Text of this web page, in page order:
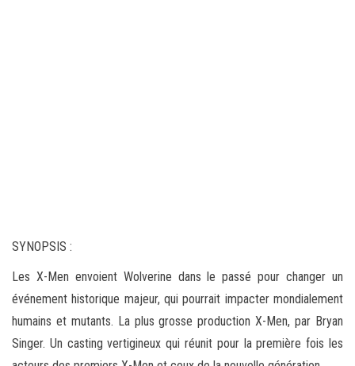
SYNOPSIS :
Les X-Men envoient Wolverine dans le passé pour changer un
événement historique majeur, qui pourrait impacter mondialement
humains et mutants. La plus grosse production X-Men, par Bryan
Singer. Un casting vertigineux qui réunit pour la première fois les